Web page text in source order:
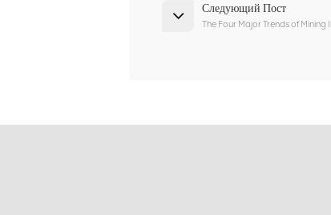
Следующий Пост
The Four Major Trends of